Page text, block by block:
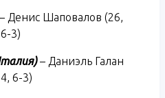
– Денис Шаповалов (26,
3)
– Даниэль Галан
6-3)